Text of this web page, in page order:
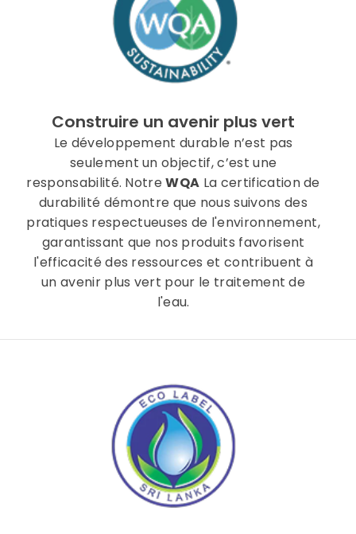
Construire un avenir plus vert
Le développement durable n’est pas
seulement un objectif, c’est une
responsabilité. NotreWQA La certification de
durabilité démontre que nous suivons des
pratiques respectueuses de l'environnement,
garantissant que nos produits favorisent
l'efficacité des ressources et contribuent à
un avenir plus vert pour le traitement de
l'eau.